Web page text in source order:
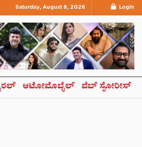
Saturday, August 8, 2026 Login
ಆಟೋಮೊಬೈಲ್ ವೆಬ್ ಸ್ಟೋರೀಸ್